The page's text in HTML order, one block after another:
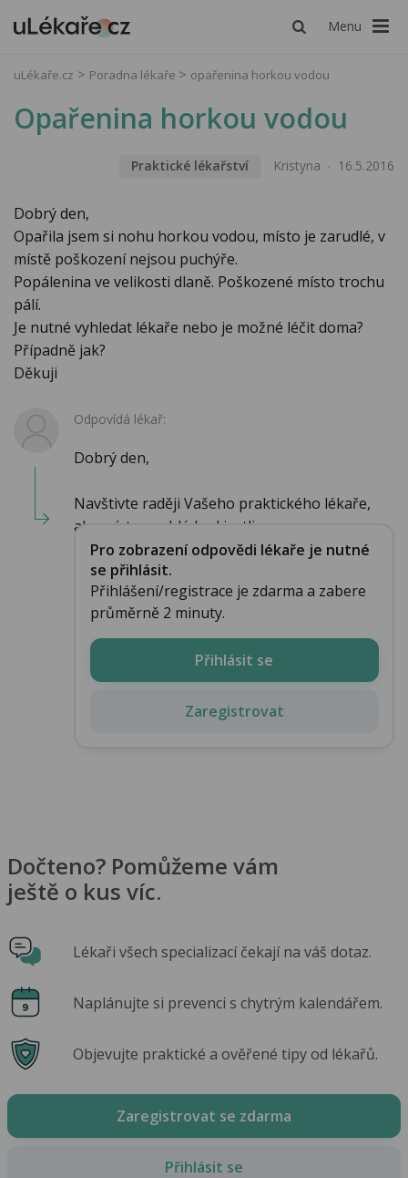
Menu
uLékaře.cz Poradna lékaře opařenina horkou vodou
Opařenina horkou vodou
Praktické lékařství Kristyna 16.5.2016
Dobrý den,
Opařila jsem si nohu horkou vodou, místo je zarudlé, v
místě poškození nejsou puchýře.
Popálenina ve velikosti dlaně. Poškozené místo trochu
pálí.
Je nutné vyhledat lékaře nebo je možné léčit doma?
Případně jak?
Děkuji
Odpovídá lékař:
Dobrý den,
Navštivte raději Vašeho praktického lékaře,
aby místo prohlédnul,jestli se ne...
Pro zobrazení odpovědi lékaře je nutné
se přihlásit.
Přihlášení/registrace je zdarma a zabere
průměrně 2 minuty.
Přihlásit se
Zaregistrovat
Dočteno? Pomůžeme vám
ještě o kus víc.
Lékaři všech specializací čekají na váš dotaz.
Naplánujte si prevenci s chytrým kalendářem.
Objevujte praktické a ověřené tipy od lékařů.
Zaregistrovat se zdarma
Přihlásit se